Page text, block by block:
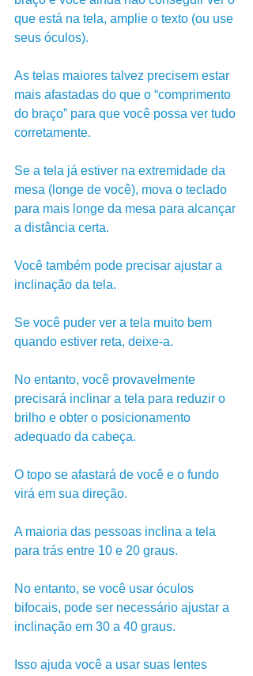
que está na tela, amplie o texto (ou use
seus óculos).
As telas maiores talvez precisem estar
mais afastadas do que o “comprimento
do braço” para que você possa ver tudo
corretamente.
Se a tela já estiver na extremidade da
mesa (longe de você), mova o teclado
para mais longe da mesa para alcançar
a distância certa.
Você também pode precisar ajustar a
inclinação da tela.
Se você puder ver a tela muito bem
quando estiver reta, deixe-a.
No entanto, você provavelmente
precisará inclinar a tela para reduzir o
brilho e obter o posicionamento
adequado da cabeça.
O topo se afastará de você e o fundo
virá em sua direção.
A maioria das pessoas inclina a tela
para trás entre 10 e 20 graus.
No entanto, se você usar óculos
bifocais, pode ser necessário ajustar a
inclinação em 30 a 40 graus.
Isso ajuda você a usar suas lentes